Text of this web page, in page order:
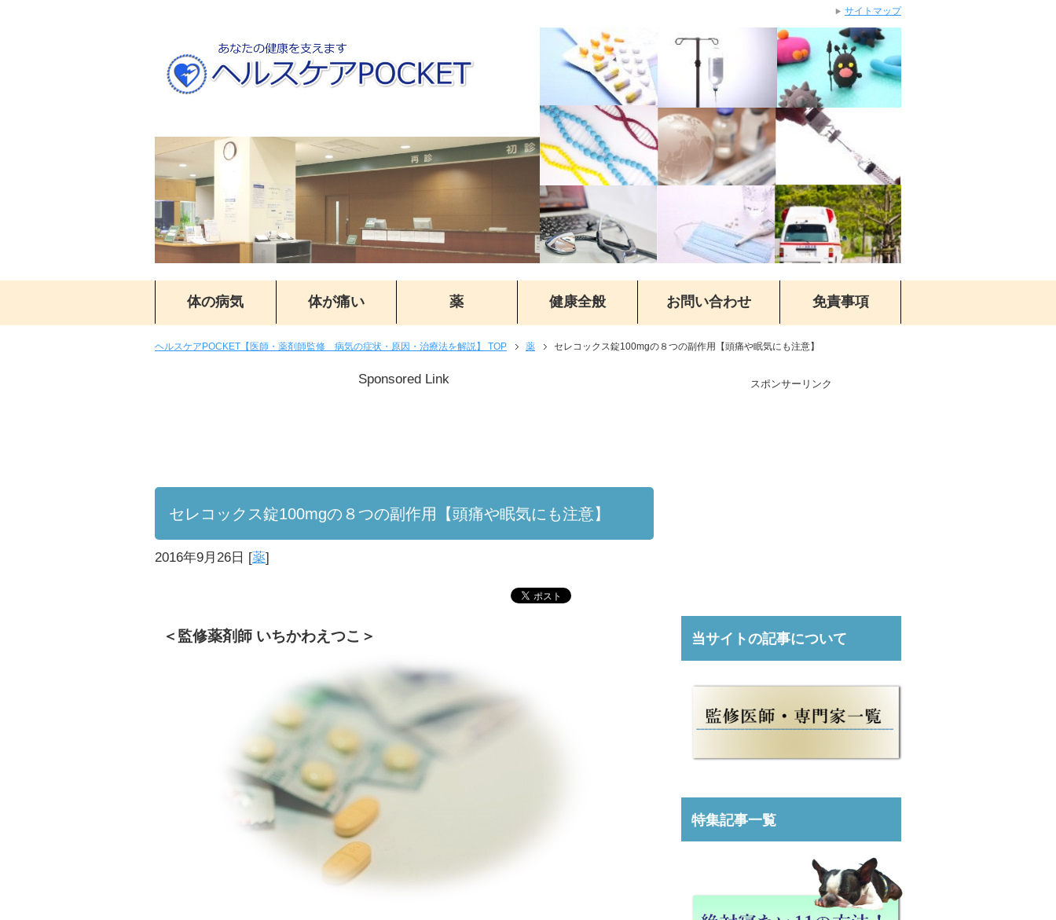
体の病気 体が痛い 薬 健康全般 お問い合わせ 免責事項
ヘルスケアPOCKET【医師・薬剤師監修 病気の症状・原因・治療法を解説】 TOP 薬 セレコックス錠100mgの８つの副作用【頭痛や眠気にも注意】
Sponsored Link
セレコックス錠100mgの８つの副作用【頭痛や眠気にも注意】
2016年9月26日 [薬]
＜監修薬剤師 いちかわえつこ＞
スポンサーリンク
当サイトの記事について
特集記事一覧
サイトマップ